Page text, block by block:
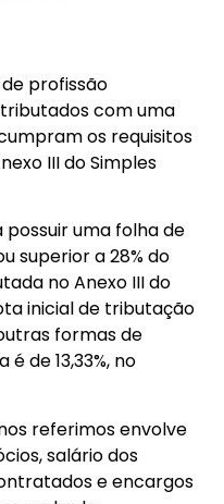
profissão
tributados com uma
os requisitos
III do Simples
possuir uma folha de
superior a 28% do
no Anexo III do
inicial de tributação
formas de
de 13,33%, no
referimos envolve
salário dos
e encargos